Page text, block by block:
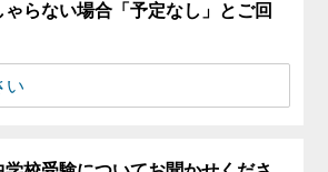
ゃらない場合「予定なし」とご回